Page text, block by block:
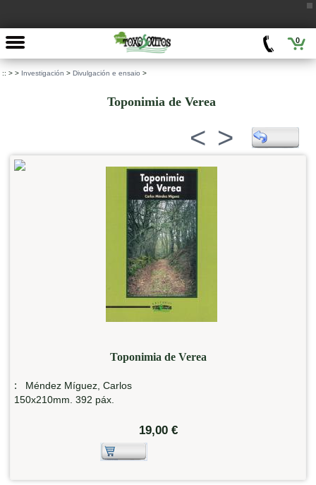
0
:: > > Investigación > Divulgación e ensaio >
Toponimia de Verea
< >
Toponimia de Verea
:
Méndez Míguez, Carlos
150x210mm. 392 páx.
19,00 €